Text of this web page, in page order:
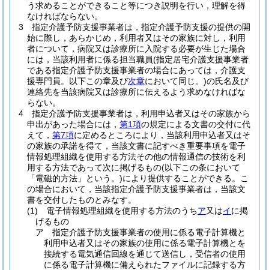
う求めることができること等につき説明を行い，理解を得
なければならない。
3
指定介護予防支援事業者は，指定介護予防支援の提供の開
始に際し，あらかじめ，利用者又はその家族に対し，利用
者について，病院又は診療所に入院する必要が生じた場合
には，当該利用者に係る担当職員(指定居宅介護支援事業者
である指定介護予防支援事業者の場合にあっては，介護支
援専門員。以下この章及び次章において同じ。)の氏名及び
連絡先を当該病院又は診療所に伝えるよう求めなければな
らない。
4
指定介護予防支援事業者は，利用申込者又はその家族から
申出があった場合には， 第1項の規定による文書の交付に代
えて， 第7項に定めるところにより，当該利用申込者又はそ
の家族の承諾を得て，当該文書に記すべき重要事項を電子
情報処理組織を使用する方法その他の情報通信の技術を利
用する方法であって次に掲げるもの(以下この条において
「電磁的方法」という。)により提供することができる。
こ
の場合において，当該指定介護予防支援事業者は，当該文
書を交付したものとみなす。
(1)
電子情報処理組織を使用する方法のうちア又はイに掲
げるもの
ア
指定介護予防支援事業者の使用に係る電子計算機と
利用申込者又はその家族の使用に係る電子計算機とを
接続する電気通信回線を通じて送信し，受信者の使用
に係る電子計算機に備えられたファイルに記録する方